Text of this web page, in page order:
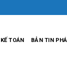
TOÁN BẢN TIN